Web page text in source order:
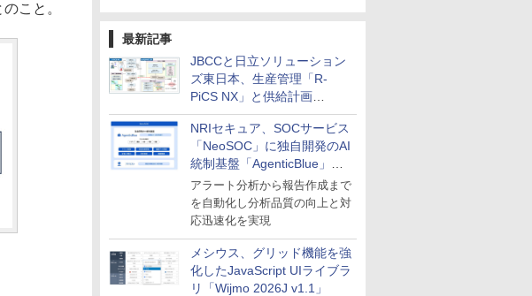
最新記事
JBCCと日立ソリューション
ズ東日本、生産管理「R-
PiCS NX」と供給計画
「scSQUARE ISP」の連携サ
ービスを提供開始
NRIセキュア、SOCサービス
「NeoSOC」に独自開発のAI
統制基盤「AgenticBlue」を
導入
アラート分析から報告作成まで
を自動化し分析品質の向上と対
応迅速化を実現
メシウス、グリッド機能を強
化したJavaScript UIライブラ
リ「Wijmo 2026J v1.1」
こと。